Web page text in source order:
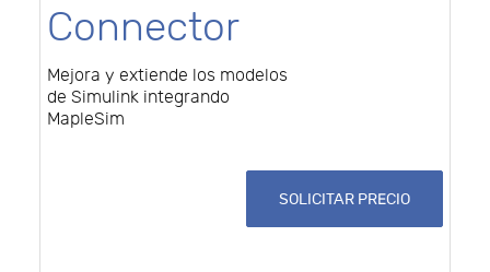
Connector
Mejora y extiende los modelos
de Simulink integrando
MapleSim
SOLICITAR PRECIO